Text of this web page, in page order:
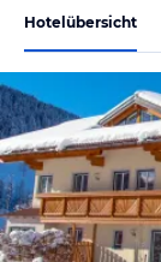
Hotelübersicht